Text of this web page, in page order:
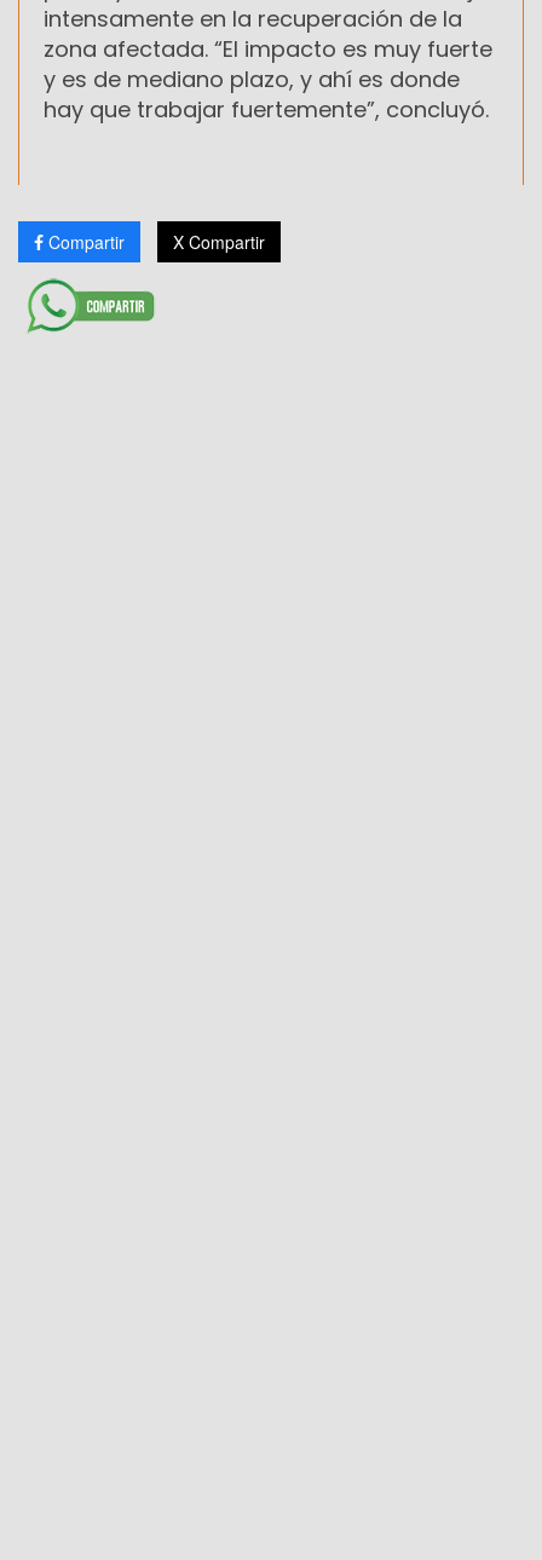
intensamente en la recuperación de la
zona afectada. “El impacto es muy fuerte
y es de mediano plazo, y ahí es donde
hay que trabajar fuertemente”, concluyó.
Compartir X Compartir